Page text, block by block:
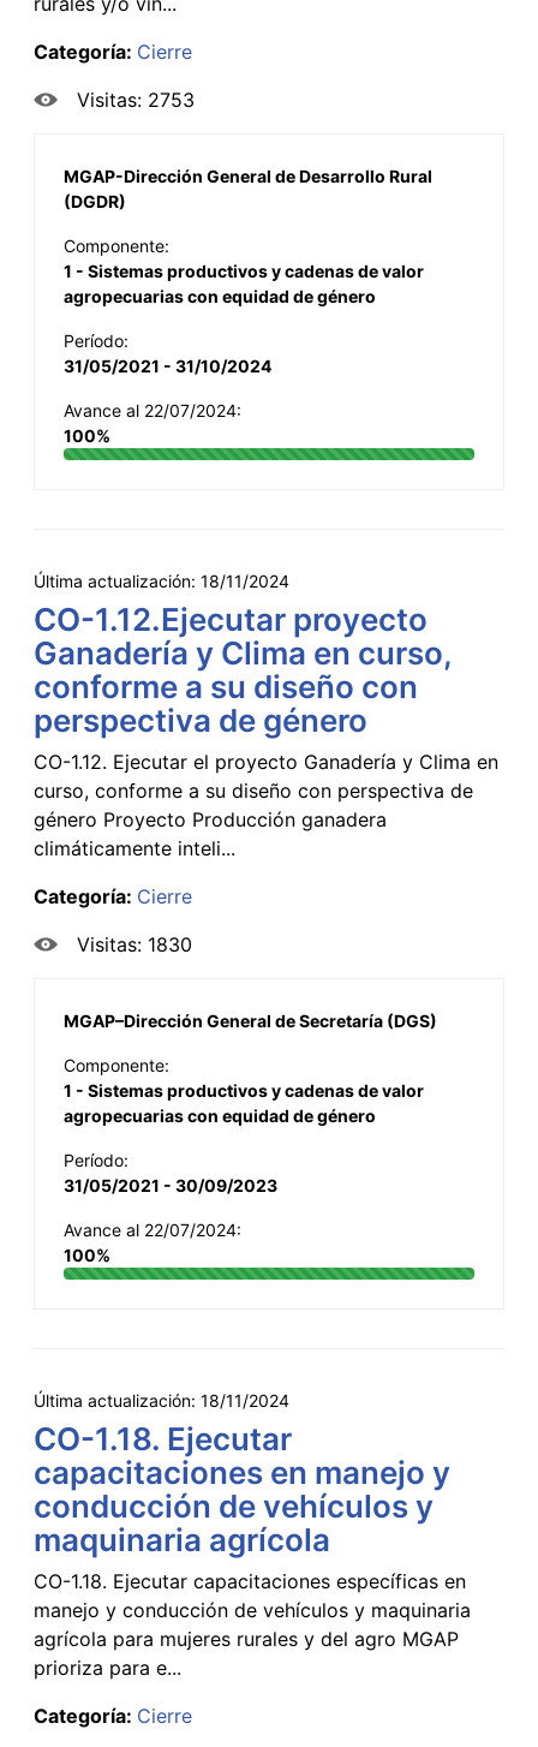
Categoría: Cierre
Visitas: 2753
MGAP-Dirección General de Desarrollo Rural
(DGDR)
Componente:
1 - Sistemas productivos y cadenas de valor
agropecuarias con equidad de género
Período:
31/05/2021 - 31/10/2024
Avance al 22/07/2024:
100%
Última actualización: 18/11/2024
CO-1.12.Ejecutar proyecto
Ganadería y Clima en curso,
conforme a su diseño con
perspectiva de género
CO-1.12. Ejecutar el proyecto Ganadería y Clima en
curso, conforme a su diseño con perspectiva de
género Proyecto Producción ganadera
climáticamente inteli...
Categoría: Cierre
Visitas: 1830
MGAP–Dirección General de Secretaría (DGS)
Componente:
1 - Sistemas productivos y cadenas de valor
agropecuarias con equidad de género
Período:
31/05/2021 - 30/09/2023
Avance al 22/07/2024:
100%
Última actualización: 18/11/2024
CO-1.18. Ejecutar
capacitaciones en manejo y
conducción de vehículos y
maquinaria agrícola
CO-1.18. Ejecutar capacitaciones específicas en
manejo y conducción de vehículos y maquinaria
agrícola para mujeres rurales y del agro MGAP
prioriza para e...
Categoría: Cierre